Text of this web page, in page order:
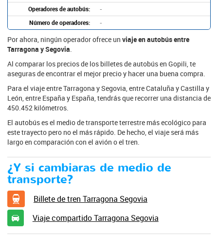
Operadores de autobús:
-
Número de operadores:
-
Por ahora, ningún operador ofrece un viaje en autobús entre
Tarragona y Segovia
Al comparar los precios de los billetes de autobús en Gopili, te
aseguras de encontrar el mejor precio y hacer una buena compra.
Para el viaje entre Tarragona y Segovia, entre Cataluña y Castilla y
León, entre España y España, tendrás que recorrer una distancia de
450.452 kilómetros.
El autobús es el medio de transporte terrestre más ecológico para
este trayecto pero no el más rápido. De hecho, el viaje será más
largo en comparación con el avión o el tren.
¿Y si cambiaras de medio de
transporte?
Billete de tren Tarragona Segovia
Viaje compartido Tarragona Segovia